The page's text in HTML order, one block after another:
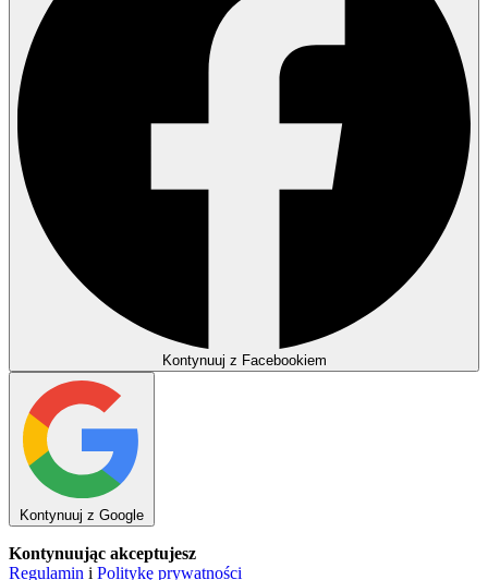
Kontynuuj z Facebookiem
Kontynuuj z Google
Kontynuując akceptujesz
Regulamin i Politykę prywatności